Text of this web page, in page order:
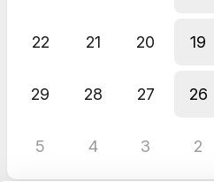
19
20
21
22
26
27
28
29
2
3
4
5